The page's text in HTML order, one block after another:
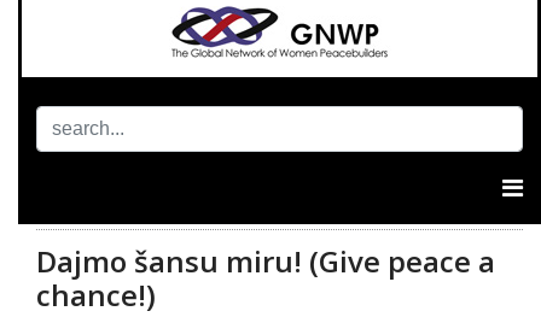
Dajmo šansu miru! (Give peace a
chance!)